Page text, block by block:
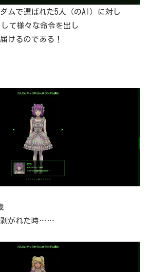
ムで選ばれた5人（のAI）に対し
して様々な命令を出し
けるのである！
剥がれた時……